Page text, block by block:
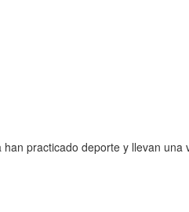
practicado deporte y llevan una